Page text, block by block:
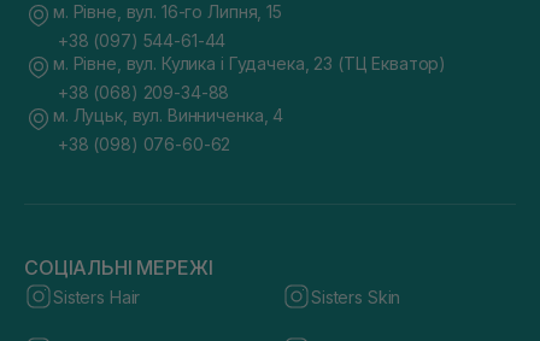
м. Рівне, вул. 16-го Липня, 15
+38 (097) 544-61-44
м. Рівне, вул. Кулика і Гудачека, 23 (ТЦ Екватор)
+38 (068) 209-34-88
м. Луцьк, вул. Винниченка, 4
+38 (098) 076-60-62
СОЦІАЛЬНІ МЕРЕЖІ
Sisters Hair Sisters Skin